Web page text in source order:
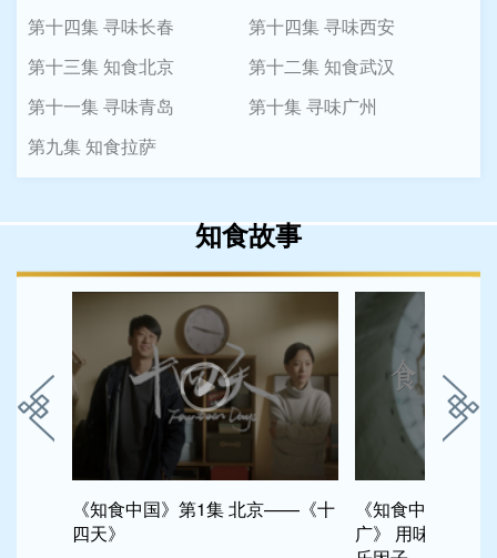
第十四集 寻味长春
第十四集 寻味西安
第十三集 知食北京
第十二集 知食武汉
第十一集 寻味青岛
第十集 寻味广州
第九集 知食拉萨
知食故事
《知食中国》第1集 北京——《十
四天》
《知食中国》第
广》 用味蕾唤起